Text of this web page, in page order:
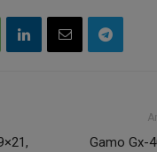
Gamo Gx-